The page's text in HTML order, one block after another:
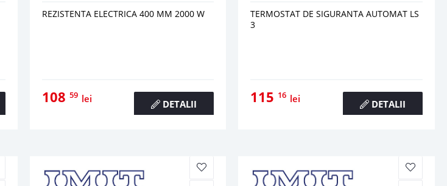
REZISTENTA ELECTRICA 400 MM 2000 W
108 59 lei DETALII
TERMOSTAT DE SIGURANTA AUTOMAT LS
3
115 16 lei DETALII